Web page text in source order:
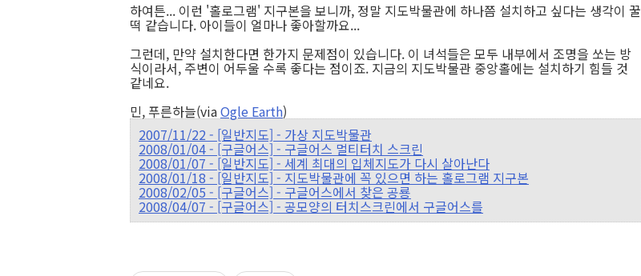
하여튼... 이런 '홀로그램' 지구본을 보니까, 정말 지도박물관에 하나쯤 설치하고 싶다는 생각이 꿀
떡 같습니다. 아이들이 얼마나 좋아할까요...
그런데, 만약 설치한다면 한가지 문제점이 있습니다. 이 녀석들은 모두 내부에서 조명을 쏘는 방
식이라서, 주변이 어두울 수록 좋다는 점이죠. 지금의 지도박물관 중앙홀에는 설치하기 힘들 것
같네요.
민, 푸른하늘(viaOgle Earth)
2007/11/22 - [일반지도] - 가상 지도박물관
2008/01/04 - [구글어스] - 구글어스 멀티터치 스크린
2008/01/07 - [일반지도] - 세계 최대의 입체지도가 다시 살아난다
2008/01/18 - [일반지도] - 지도박물관에 꼭 있으면 하는 홀로그램 지구본
2008/02/05 - [구글어스] - 구글어스에서 찾은 공룡
2008/04/07 - [구글어스] - 공모양의 터치스크린에서 구글어스를